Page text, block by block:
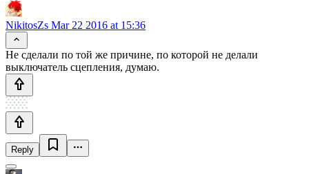
NikitosZs Mar 22 2016 at 15:36
Не сделали по той же причине, по которой не делали
выключатель сцепления, думаю.
Reply